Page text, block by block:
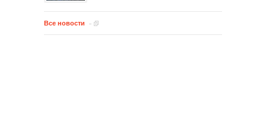
Все новости